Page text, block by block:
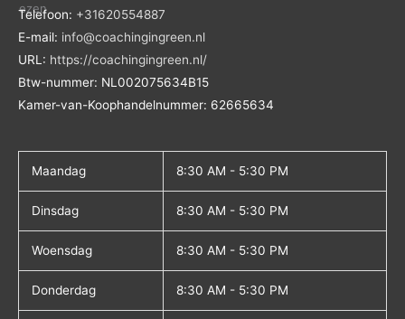
Telefoon: +31620554887
E-mail: info@coachingingreen.nl
URL: https://coachingingreen.nl/
Btw-nummer: NL002075634B15
Kamer-van-Koophandelnummer: 62665634
Maandag 8:30 AM - 5:30 PM
Dinsdag 8:30 AM - 5:30 PM
Woensdag 8:30 AM - 5:30 PM
Donderdag 8:30 AM - 5:30 PM